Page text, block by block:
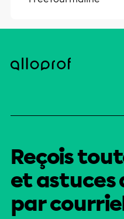
Reçois
et astuces
par